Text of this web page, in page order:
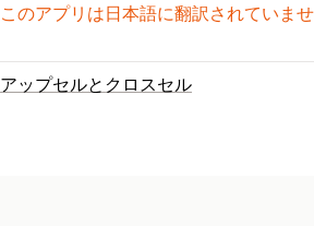
このアプリは日本語に翻訳されていま
アップセルとクロスセル